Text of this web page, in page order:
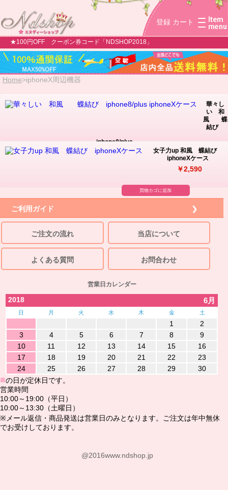
登録 カート
★100円OFF クーポン券コード「NDSHOP2018」
Home>iphoneX周辺機器
華々し
い 和
風 蝶
結び
iphone8/plus...
￥2,590
女子力up 和風 蝶結び
iphoneXケース
￥2,590
買物カゴに追加
ご利用ガイド
ご注文の流れ 当店について
よくある質問 お問合わせ
営業日カレンダー
2018 6月
日 月 火 水 木 金 土
1
2
3
4 5 6 7 8
9
10
11 12 13 14 15
16
17
18 19 20 21 22
23
24
25 26 27 28 29 30
■の日が定休日です。
営業時間
10:00～19:00（平日）
10:00～13:30（土曜日）
※メール返信・商品発送は営業日のみとなります。ご注文は年中無休
でお受けしております。
@2016www.ndshop.jp